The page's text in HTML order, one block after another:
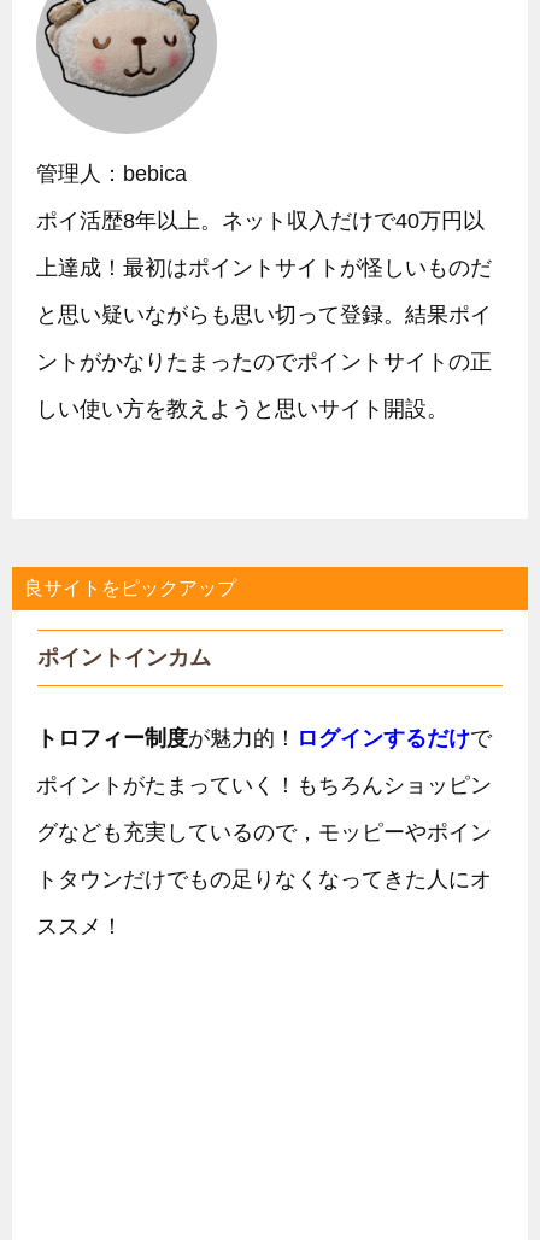
管理人：bebica
ポイ活歴8年以上。ネット収入だけで40万円以
上達成！最初はポイントサイトが怪しいものだ
と思い疑いながらも思い切って登録。結果ポイ
ントがかなりたまったのでポイントサイトの正
しい使い方を教えようと思いサイト開設。
良サイトをピックアップ
ポイントインカム
トロフィー制度が魅力的！ ログインするだけで
ポイントがたまっていく！もちろんショッピン
グなども充実しているので，モッピーやポイン
トタウンだけでもの足りなくなってきた人にオ
ススメ！